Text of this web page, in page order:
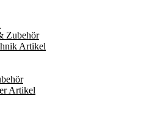
Zubehör
Artikel
Artikel